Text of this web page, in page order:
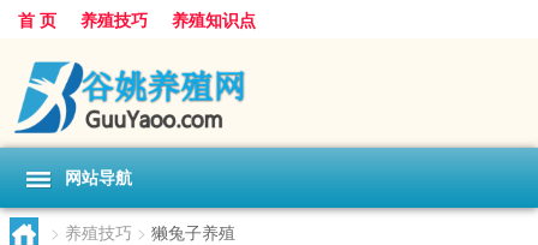
首 页 养殖技巧 养殖知识点
网站导航
> 养殖技巧 > 獭兔子养殖